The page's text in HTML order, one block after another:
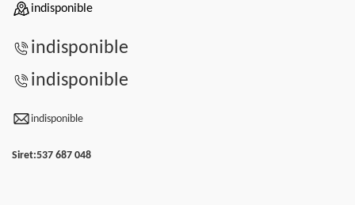
indisponible
indisponible
indisponible
indisponible
Siret:537 687 048